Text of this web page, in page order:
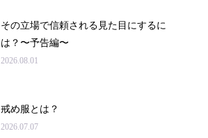
その立場で信頼される見た目にするに
は？〜予告編〜
2026.08.01
戒め服とは？
2026.07.07